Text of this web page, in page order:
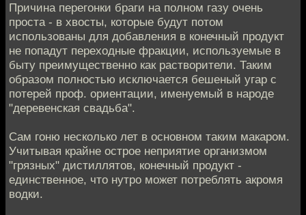
Причина перегонки браги на полном газу очень
проста - в хвосты, которые будут потом
использованы для добавления в конечный продукт
не попадут переходные фракции, используемые в
быту преимущественно как растворители. Таким
образом полностью исключается бешеный угар с
потерей проф. ориентации, именуемый в народе
"деревенская свадьба".
Сам гоню несколько лет в основном таким макаром.
Учитывая крайне острое неприятие организмом
"грязных" дистиллятов, конечный продукт -
единственное, что нутро может потреблять акромя
водки.